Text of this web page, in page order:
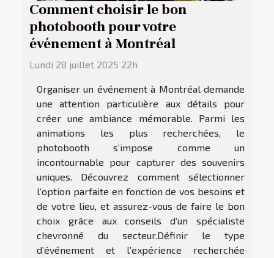
Comment choisir le bon
photobooth pour votre
événement à Montréal
Lundi 28 juillet 2025 22h
Organiser un événement à Montréal demande
une attention particulière aux détails pour
créer une ambiance mémorable. Parmi les
animations les plus recherchées, le
photobooth s’impose comme un
incontournable pour capturer des souvenirs
uniques. Découvrez comment sélectionner
l’option parfaite en fonction de vos besoins et
de votre lieu, et assurez-vous de faire le bon
choix grâce aux conseils d’un spécialiste
chevronné du secteur.Définir le type
d’événement et l’expérience recherchée